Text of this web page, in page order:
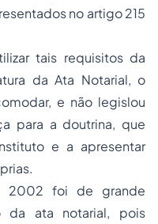
no artigo 215
tais requisitos da
da Ata Notarial, o
e não legislou
para a doutrina, que
e a apresentar
2002 foi de grande
da ata notarial, pois